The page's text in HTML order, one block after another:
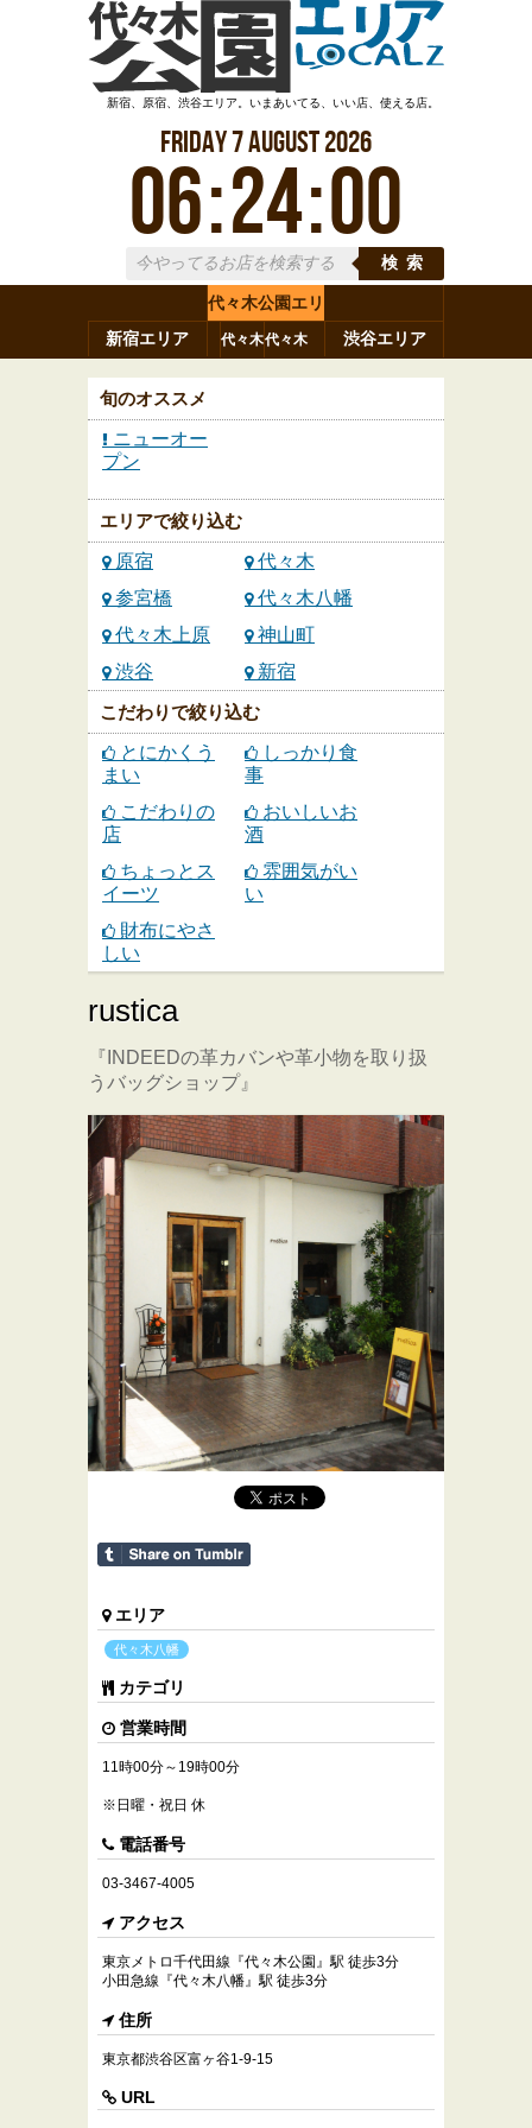
新宿、原宿、渋谷エリア。いまあいてる、いい店、使える店。
Friday7August2026
06:24:00
検索
新宿エリア
代々木公園エリ
ア
渋谷エリア
原宿 代々木参宮橋
代々木
八幡
代々木
上原 神山町 渋谷 新宿
旬のオススメ
ニューオー
プン
エリアで絞り込む
原宿
代々木
参宮橋
代々木八幡
代々木上原
神山町
渋谷
新宿
こだわりで絞り込む
とにかくう
まい
しっかり食
事
こだわりの
店
おいしいお
酒
ちょっとス
イーツ
雰囲気がい
い
財布にやさ
しい
rustica
『INDEEDの革カバンや革小物を取り扱
うバッグショップ』
エリア
代々木八幡
カテゴリ
営業時間
11時00分～19時00分
※日曜・祝日 休
電話番号
03-3467-4005
アクセス
東京メトロ千代田線『代々木公園』駅 徒歩3分
小田急線『代々木八幡』駅 徒歩3分
住所
東京都渋谷区富ヶ谷1-9-15
URL